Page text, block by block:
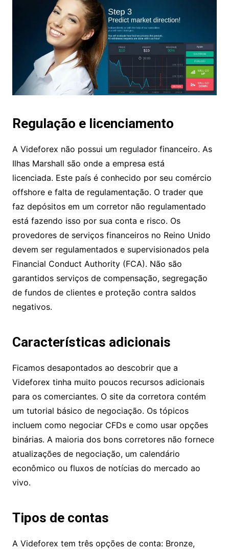
podem convidar seus familiares e amigos e
serão recompensados ​​com 20% do valor
do depósito.
Regulação e licenciamento
A Videforex não possui um regulador
financeiro. As Ilhas Marshall são onde a empresa
está licenciada. Este país é conhecido por seu
comércio offshore e falta de regulamentação. O
trader que faz depósitos em um corretor não
regulamentado está fazendo isso por sua conta e
risco. Os provedores de serviços financeiros no
Reino Unido devem ser regulamentados e
supervisionados pela Financial Conduct Authority
compensação, segregação de fundos de clientes
Características adicionais
Ficamos desapontados ao descobrir que a
Videforex tinha muito poucos recursos adicionais
para os comerciantes. O site da corretora contém
um tutorial básico de negociação. Os tópicos
calendário econômico ou fluxos de notícias do